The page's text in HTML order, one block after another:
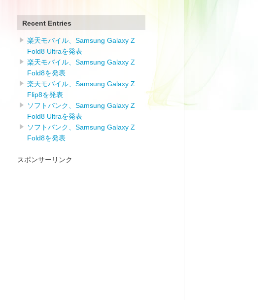
Recent Entries
楽天モバイル、Samsung Galaxy Z
Fold8 Ultraを発表
楽天モバイル、Samsung Galaxy Z
Fold8を発表
楽天モバイル、Samsung Galaxy Z
Flip8を発表
ソフトバンク、Samsung Galaxy Z
Fold8 Ultraを発表
ソフトバンク、Samsung Galaxy Z
Fold8を発表
スポンサーリンク